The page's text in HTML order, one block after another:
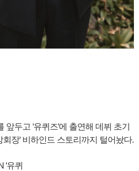
앞두고 '유퀴즈'에 출연해 데뷔 초기
장' 비하인드 스토리까지 털어놨다.
'유퀴